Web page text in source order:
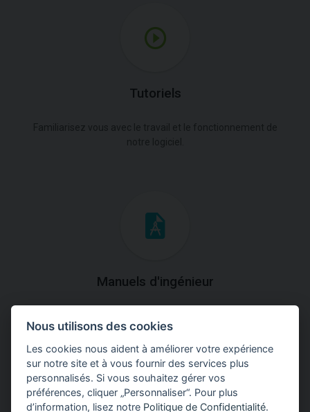
Tutoriels
Manuels d'ingénieur
théoriques et pratiques du fonctionnement des
programmes.
Nous utilisons des cookies
Les cookies nous aident à améliorer votre expérience
sur notre site et à vous fournir des services plus
personnalisés. Si vous souhaitez gérer vos
préférences, cliquer „Personnaliser“. Pour plus
d’information, lisez notre Politique de Confidentialité.